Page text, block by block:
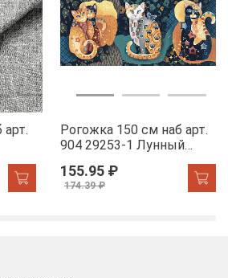
Рогожка 150 см наб арт.
904 29253-1 Лунный
155.95 ₽
174.39 ₽